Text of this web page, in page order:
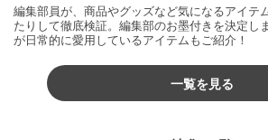
編集部員が、商品やグッズなど気になるアイテ
たりして徹底検証。編集部のお墨付きを決定し
が日常的に愛用しているアイテムもご紹介！
一覧を見る